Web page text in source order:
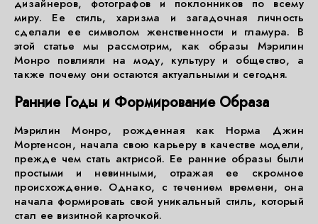
дизайнеров, фотографов и поклонников по всему
миру. Ее стиль, харизма и загадочная личность
сделали ее символом женственности и гламура. В
этой статье мы рассмотрим, как образы Мэрилин
Монро повлияли на моду, культуру и общество, а
также почему они остаются актуальными и сегодня.
Ранние Годы и Формирование Образа
Мэрилин Монро, рожденная как Норма Джин
Мортенсон, начала свою карьеру в качестве модели,
прежде чем стать актрисой. Ее ранние образы были
простыми и невинными, отражая ее скромное
происхождение. Однако, с течением времени, она
начала формировать свой уникальный стиль, который
стал ее визитной карточкой.